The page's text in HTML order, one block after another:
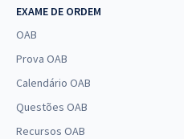
EXAME DE ORDEM
OAB
Prova OAB
Calendário OAB
Questões OAB
Recursos OAB